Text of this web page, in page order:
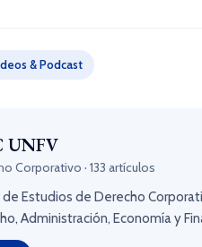
& Podcast
UNFV
Corporativo · 133 artículos
de Estudios de Derecho
Administración, Economía y